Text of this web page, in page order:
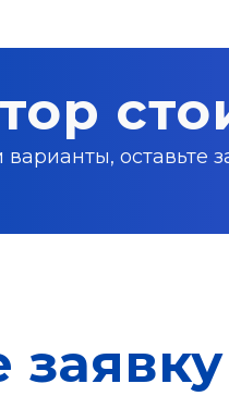
оставьте
заявку